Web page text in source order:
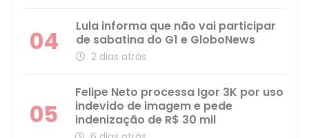
04
Lula informa que não vai participar
de sabatina do G1 e GloboNews
2 dias atrás
05
Felipe Neto processa Igor 3K por uso
indevido de imagem e pede
indenização de R$ 30 mil